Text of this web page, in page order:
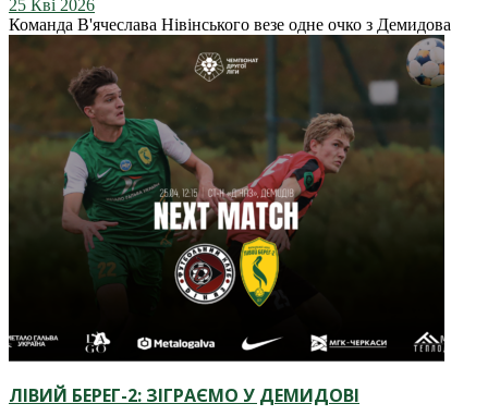
25 Кві 2026
Команда В'ячеслава Нівінського везе одне очко з Демидова
ЛІВИЙ БЕРЕГ-2: ЗІГРАЄМО У ДЕМИДОВІ